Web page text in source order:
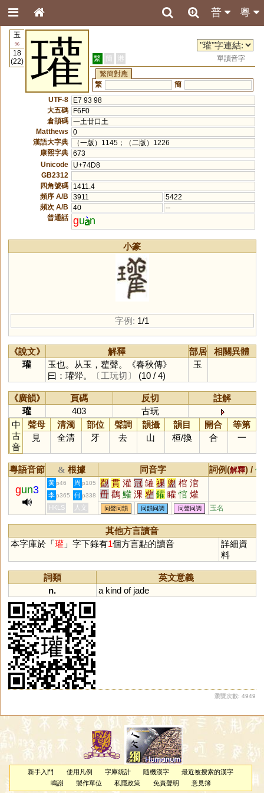
粵
普
玉
96
18
(22)
瓘 繁 簡 港
單讀音字
繁簡對應
繁
簡
UTF-8
E7 93 98
大五碼
F6F0
倉頡碼 一土廿口土
Matthews
0
漢語大字典
（一版）1145；（二版）1226
康熙字典 673
Unicode
U+74D8
GB2312
四角號碼
1411.4
頻序 A/B
3911
5422
頻次 A/B
40
--
普通話 gu n
小篆
字例: 1/1
《說文》 解釋 部居
相關異體
瓘
玉也。从玉，雚聲。《春秋傳》
曰：瓘斝。
〔工玩切〕 (10 / 4)
玉
《廣韻》 頁碼 反切
註解
瓘
403
古玩
中
古
音
聲母 清濁 部位 聲調 韻攝 韻目 開合
等第
見
全清 牙 去 山 桓/換 合 一
粵語音節 & 根據 同音字 詞例(解釋) /
gun3
黃 p46 周 p105 觀 貫 灌 冠 罐 祼 盥 棺 涫
毌 鸛 鱹 淉 雚 鑵 矔 悺 爟
李 p365 何 p338
HKLS 人文 同聲同韻 同韻同調 同聲同調 玉名
其他方言讀音
本字庫於「瓘」字下錄有1個方言點的讀音
詳細資
料
詞類
英文意義
n.
a kind of jade
瀏覽次數: 4949
新手入門 使用凡例 字庫統計 隨機漢字
最近被搜索的漢字
鳴謝
製作單位 私隱政策 免責聲明 意見簿